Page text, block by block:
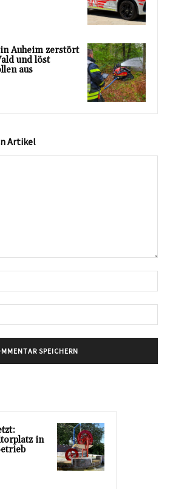
Auheim zerstört
und löst
aus
Artikel
in